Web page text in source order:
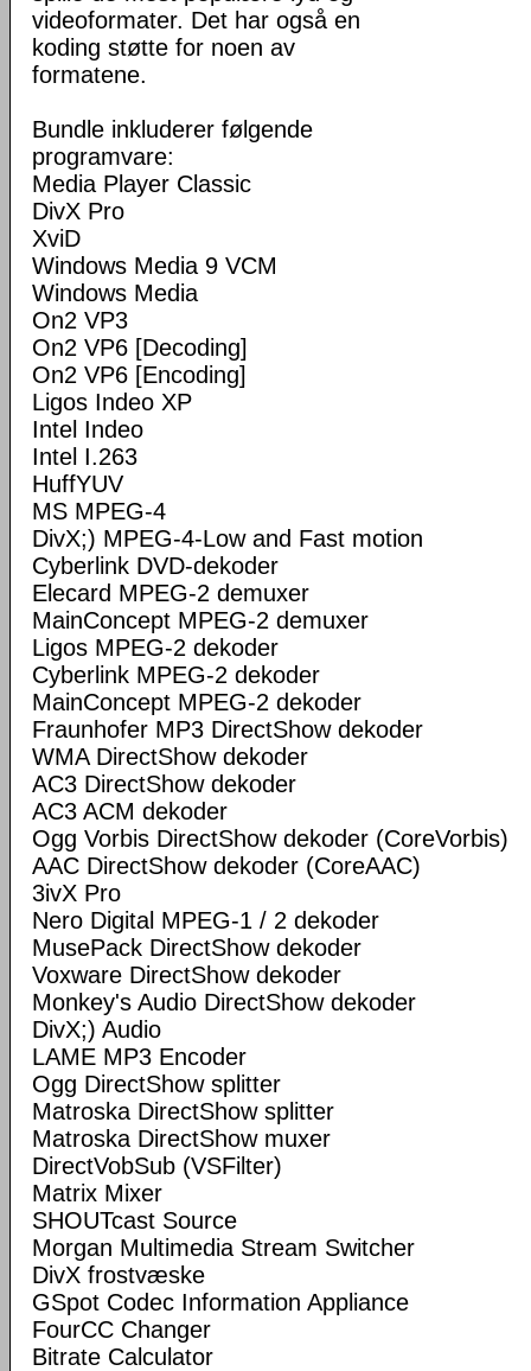
videoformater. Det har også en
koding støtte for noen av
formatene.
Bundle inkluderer følgende
programvare:
Media Player Classic
DivX Pro
XviD
Windows Media 9 VCM
Windows Media
On2 VP3
On2 VP6 [Decoding]
On2 VP6 [Encoding]
Ligos Indeo XP
Intel Indeo
Intel I.263
HuffYUV
MS MPEG-4
DivX;) MPEG-4-Low and Fast motion
Cyberlink DVD-dekoder
Elecard MPEG-2 demuxer
MainConcept MPEG-2 demuxer
Ligos MPEG-2 dekoder
Cyberlink MPEG-2 dekoder
MainConcept MPEG-2 dekoder
Fraunhofer MP3 DirectShow dekoder
WMA DirectShow dekoder
AC3 DirectShow dekoder
AC3 ACM dekoder
Ogg Vorbis DirectShow dekoder (CoreVorbis)
AAC DirectShow dekoder (CoreAAC)
3ivX Pro
Nero Digital MPEG-1 / 2 dekoder
MusePack DirectShow dekoder
Voxware DirectShow dekoder
Monkey's Audio DirectShow dekoder
DivX;) Audio
LAME MP3 Encoder
Ogg DirectShow splitter
Matroska DirectShow splitter
Matroska DirectShow muxer
DirectVobSub (VSFilter)
Matrix Mixer
SHOUTcast Source
Morgan Multimedia Stream Switcher
DivX frostvæske
GSpot Codec Information Appliance
FourCC Changer
Bitrate Calculator